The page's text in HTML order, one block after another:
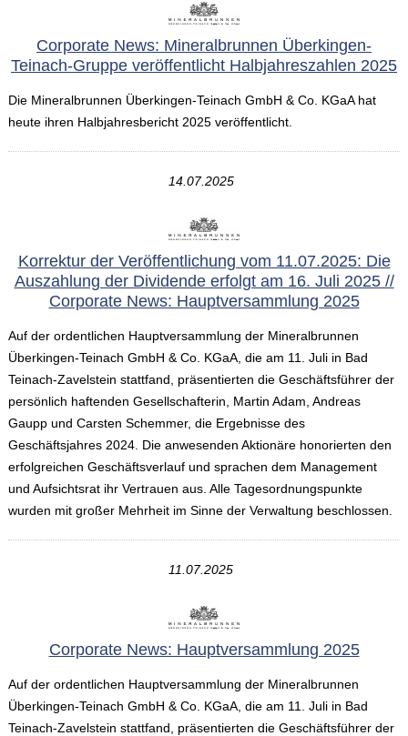
Corporate News: Mineralbrunnen Überkingen-
Teinach-Gruppe veröffentlicht Halbjahreszahlen 2025
Die Mineralbrunnen Überkingen-Teinach GmbH & Co. KGaA hat
heute ihren Halbjahresbericht 2025 veröffentlicht.
14.07.2025
Korrektur der Veröffentlichung vom 11.07.2025: Die
Auszahlung der Dividende erfolgt am 16. Juli 2025 //
Corporate News: Hauptversammlung 2025
Auf der ordentlichen Hauptversammlung der Mineralbrunnen
Überkingen-Teinach GmbH & Co. KGaA, die am 11. Juli in Bad
Teinach-Zavelstein stattfand, präsentierten die Geschäftsführer der
persönlich haftenden Gesellschafterin, Martin Adam, Andreas
Gaupp und Carsten Schemmer, die Ergebnisse des
Geschäftsjahres 2024. Die anwesenden Aktionäre honorierten den
erfolgreichen Geschäftsverlauf und sprachen dem Management
und Aufsichtsrat ihr Vertrauen aus. Alle Tagesordnungspunkte
wurden mit großer Mehrheit im Sinne der Verwaltung beschlossen.
11.07.2025
Corporate News: Hauptversammlung 2025
Auf der ordentlichen Hauptversammlung der Mineralbrunnen
Überkingen-Teinach GmbH & Co. KGaA, die am 11. Juli in Bad
Teinach-Zavelstein stattfand, präsentierten die Geschäftsführer der